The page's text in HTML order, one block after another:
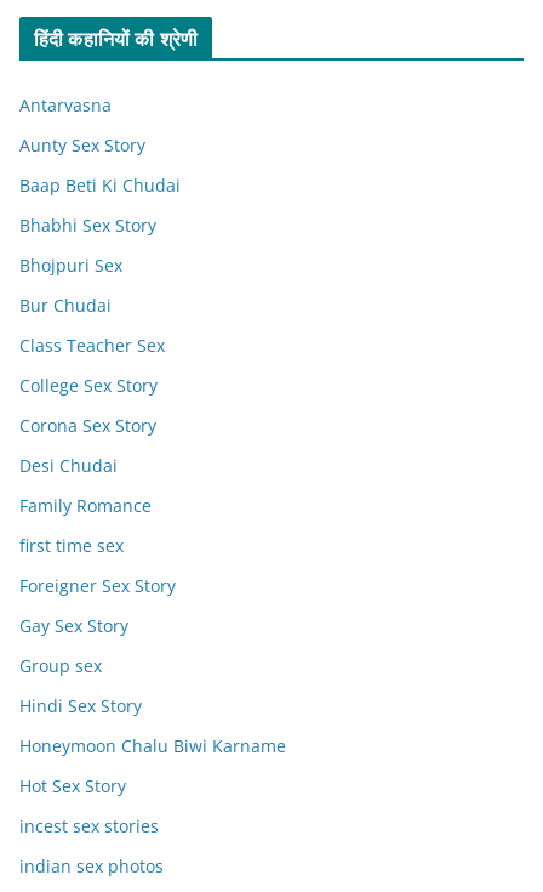
हिंदी कहानियों की श्रेणी
Antarvasna
Aunty Sex Story
Baap Beti Ki Chudai
Bhabhi Sex Story
Bhojpuri Sex
Bur Chudai
Class Teacher Sex
College Sex Story
Corona Sex Story
Desi Chudai
Family Romance
first time sex
Foreigner Sex Story
Gay Sex Story
Group sex
Hindi Sex Story
Honeymoon Chalu Biwi Karname
Hot Sex Story
incest sex stories
indian sex photos